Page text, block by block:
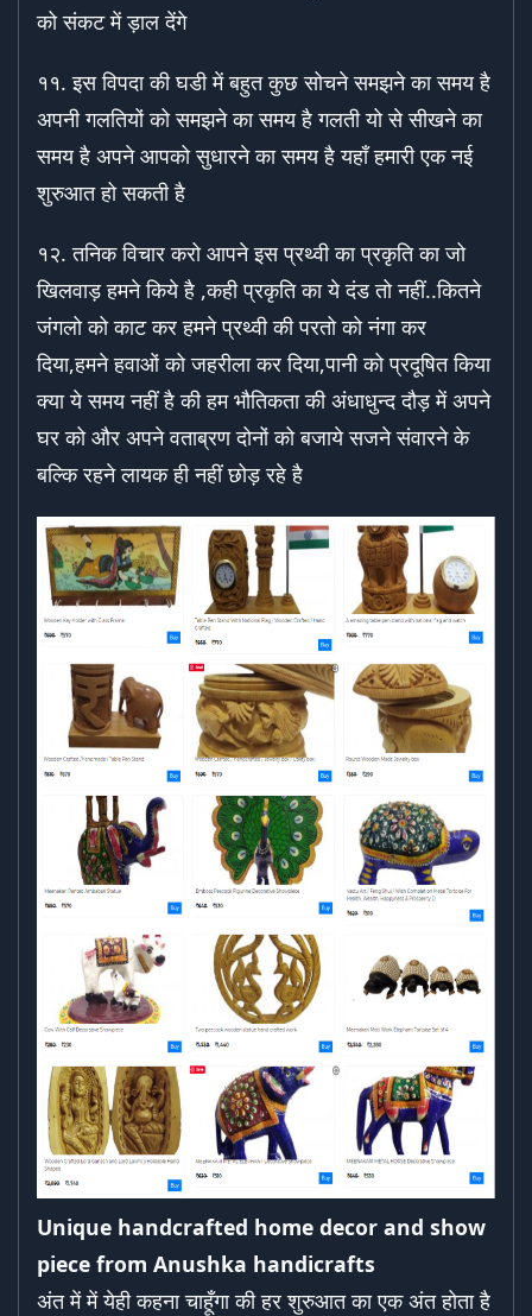
को संकट में ड़ाल देंगे
११. इस विपदा की घडी में बहुत कुछ सोचने समझने का समय है
अपनी गलतियों को समझने का समय है गलती यो से सीखने का
समय है अपने आपको सुधारने का समय है यहाँ हमारी एक नई
शुरुआत हो सकती है
१२. तनिक विचार करो आपने इस प्रथ्वी का प्रकृति का जो
खिलवाड़ हमने किये है ,कही प्रकृति का ये दंड तो नहीं..कितने
जंगलो को काट कर हमने प्रथ्वी की परतो को नंगा कर
दिया,हमने हवाओं को जहरीला कर दिया,पानी को प्रदूषित किया
क्या ये समय नहीं है की हम भौतिकता की अंधाधुन्द दौड़ में अपने
घर को और अपने वताब्रण दोनों को बजाये सजने संवारने के
बल्कि रहने लायक ही नहीं छोड़ रहे है
Unique handcrafted home decor and show
piece from Anushka handicrafts
अंत में में येही कहना चाहूँगा की हर शुरुआत का एक अंत होता है